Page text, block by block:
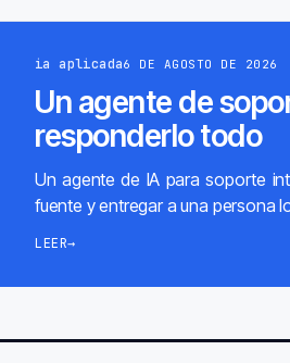
ia aplicada6 DE AGOSTO DE 2026
Un agente de
responderlo todo
Un agente de IA para soporte
fuente y entregar a una persona
LEER→